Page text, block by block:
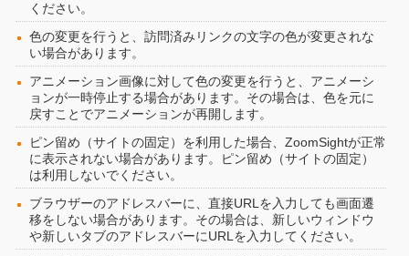
ください。
色の変更を行うと、訪問済みリンクの文字の色が変更されな
い場合があります。
アニメーション画像に対して色の変更を行うと、アニメーシ
ョンが一時停止する場合があります。その場合は、色を元に
戻すことでアニメーションが再開します。
ピン留め（サイトの固定）を利用した場合、ZoomSightが正常
に表示されない場合があります。ピン留め（サイトの固定）
は利用しないでください。
ブラウザーのアドレスバーに、直接URLを入力しても画面遷
移をしない場合があります。その場合は、新しいウィンドウ
や新しいタブのアドレスバーにURLを入力してください。